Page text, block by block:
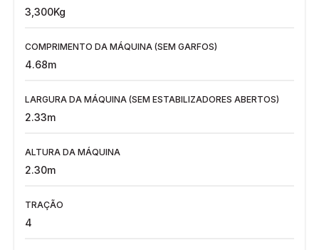
3,300Kg
COMPRIMENTO DA MÁQUINA (SEM GARFOS)
4.68m
LARGURA DA MÁQUINA (SEM ESTABILIZADORES ABERTOS)
2.33m
ALTURA DA MÁQUINA
2.30m
TRAÇÃO
4